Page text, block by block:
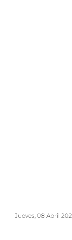
Jueves, 08 Abril